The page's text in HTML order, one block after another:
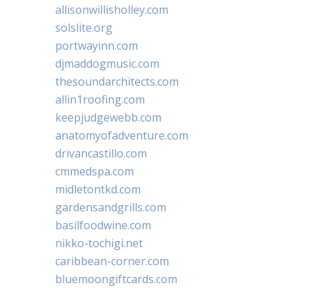
allisonwillisholley.com
solslite.org
portwayinn.com
djmaddogmusic.com
thesoundarchitects.com
allin1roofing.com
keepjudgewebb.com
anatomyofadventure.com
drivancastillo.com
cmmedspa.com
midletontkd.com
gardensandgrills.com
basilfoodwine.com
nikko-tochigi.net
caribbean-corner.com
bluemoongiftcards.com